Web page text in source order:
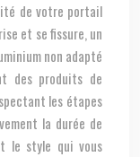
de votre portail
et se fissure, un
non adapté
des produits de
les étapes
la durée de
le style qui vous